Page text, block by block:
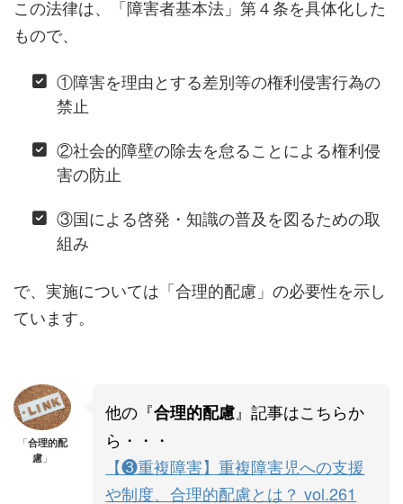
この法律は、「障害者基本法」第４条を具体化した
もので、
①障害を理由とする差別等の権利侵害行為の
禁止
②社会的障壁の除去を怠ることによる権利侵
害の防止
③国による啓発・知識の普及を図るための取
組み
で、実施については「合理的配慮」の必要性を示し
ています。
「合理的配
慮 」
他の『合理的配慮』記事はこちらか
ら・・・
【❸重複障害】重複障害児への支援
や制度、合理的配慮とは？ vol.261